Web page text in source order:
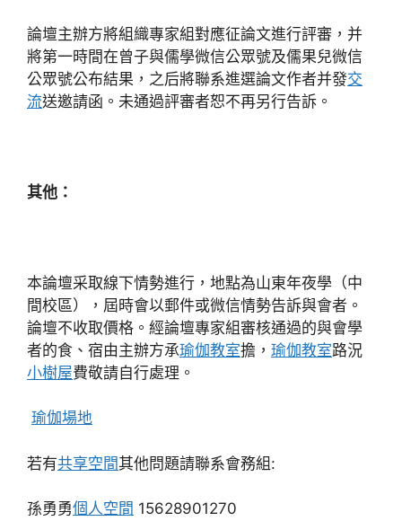
論壇主辦方將組織專家組對應征論文進行評審，并
將第一時間在曾子與儒學微信公眾號及儒果兒微信
公眾號公布結果，之后將聯系進選論文作者并發交
流送邀請函。未通過評審者恕不再另行告訴。
其他：
本論壇采取線下情勢進行，地點為山東年夜學（中
間校區），屆時會以郵件或微信情勢告訴與會者。
論壇不收取價格。經論壇專家組審核通過的與會學
者的食、宿由主辦方承瑜伽教室擔， 瑜伽教室路況
小樹屋費敬請自行處理。
瑜伽場地
若有共享空間其他問題請聯系會務組:
孫勇勇個人空間 15628901270